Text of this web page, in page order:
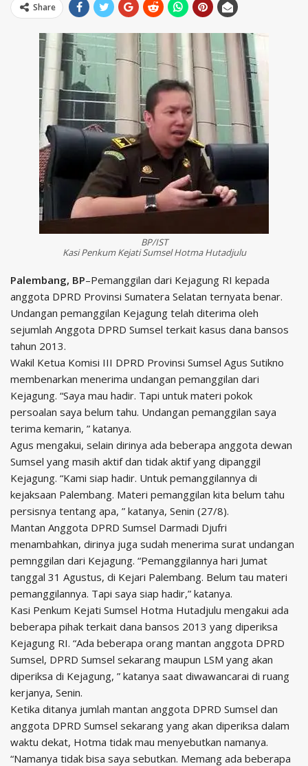
Share
BP/IST
Kasi Penkum Kejati Sumsel Hotma Hutadjulu
Palembang, BP–Pemanggilan dari Kejagung RI kepada
anggota DPRD Provinsi Sumatera Selatan ternyata benar.
Undangan pemanggilan Kejagung telah diterima oleh
sejumlah Anggota DPRD Sumsel terkait kasus dana bansos
tahun 2013.
Wakil Ketua Komisi III DPRD Provinsi Sumsel Agus Sutikno
membenarkan menerima undangan pemanggilan dari
Kejagung. “Saya mau hadir. Tapi untuk materi pokok
persoalan saya belum tahu. Undangan pemanggilan saya
terima kemarin, ” katanya.
Agus mengakui, selain dirinya ada beberapa anggota dewan
Sumsel yang masih aktif dan tidak aktif yang dipanggil
Kejagung. “Kami siap hadir. Untuk pemanggilannya di
kejaksaan Palembang. Materi pemanggilan kita belum tahu
persisnya tentang apa, ” katanya, Senin (27/8).
Mantan Anggota DPRD Sumsel Darmadi Djufri
menambahkan, dirinya juga sudah menerima surat undangan
pemnggilan dari Kejagung. “Pemanggilannya hari Jumat
tanggal 31 Agustus, di Kejari Palembang. Belum tau materi
pemanggilannya. Tapi saya siap hadir,” katanya.
Kasi Penkum Kejati Sumsel Hotma Hutadjulu mengakui ada
beberapa pihak terkait dana bansos 2013 yang diperiksa
Kejagung RI. “Ada beberapa orang mantan anggota DPRD
Sumsel, DPRD Sumsel sekarang maupun LSM yang akan
diperiksa di Kejagung, ” katanya saat diwawancarai di ruang
kerjanya, Senin.
Ketika ditanya jumlah mantan anggota DPRD Sumsel dan
anggota DPRD Sumsel sekarang yang akan diperiksa dalam
waktu dekat, Hotma tidak mau menyebutkan namanya.
“Namanya tidak bisa saya sebutkan. Memang ada beberapa